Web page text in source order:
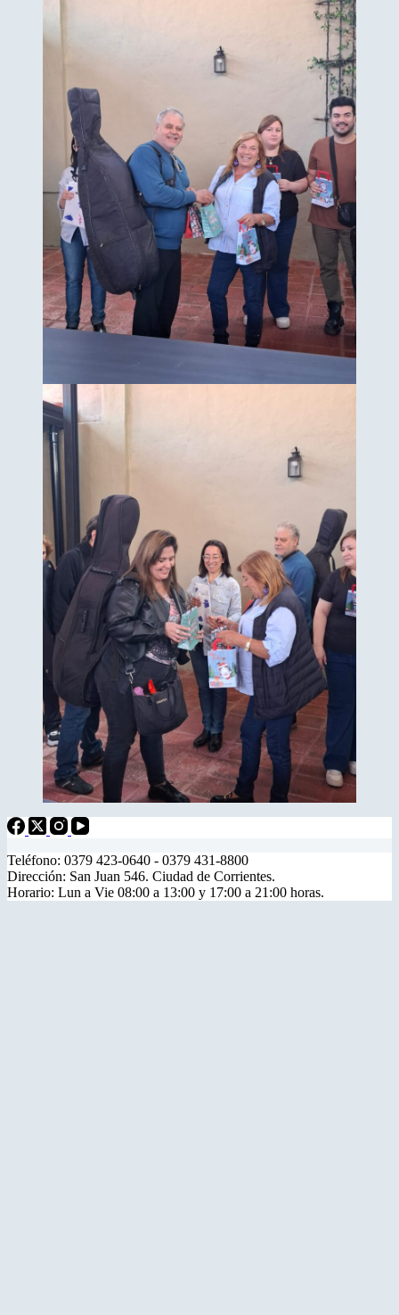
Teléfono: 0379 423-0640 - 0379 431-8800
Dirección: San Juan 546. Ciudad de Corrientes.
Horario: Lun a Vie 08:00 a 13:00 y 17:00 a 21:00 horas.